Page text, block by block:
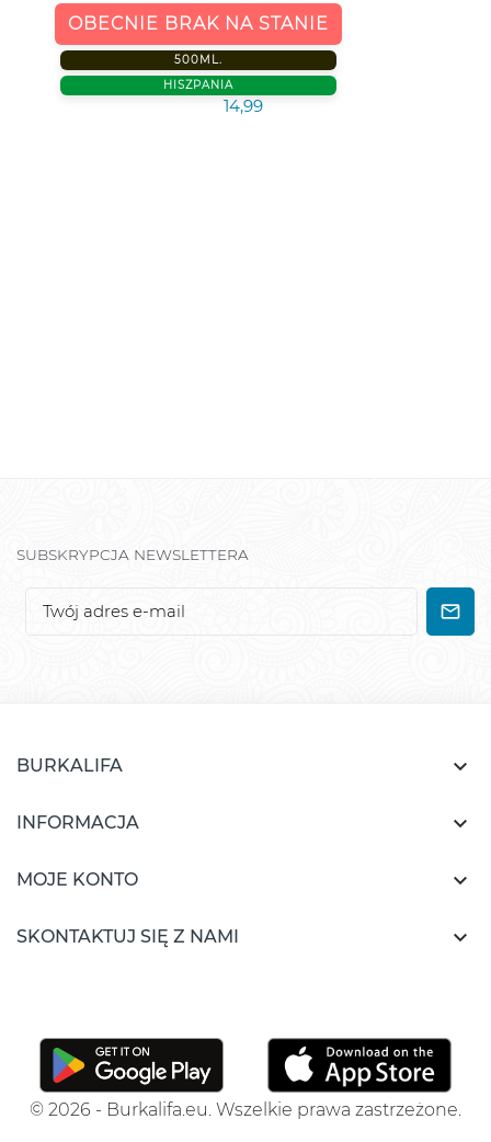
OBECNIE BRAK NA STANIE
500ML.
HISZPANIA
14,99
SUBSKRYPCJA NEWSLETTERA
BURKALIFA 
INFORMACJA 
MOJE KONTO 
SKONTAKTUJ SIĘ Z NAMI 
© 2026 - Burkalifa.eu. Wszelkie prawa zastrzeżone.